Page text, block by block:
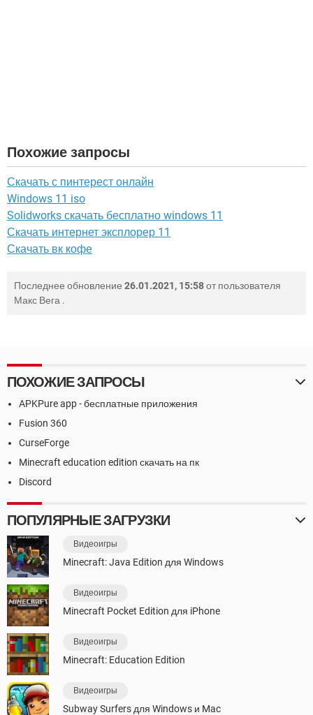
Похожие запросы
Скачать с пинтерест онлайн
Windows 11 iso
Solidworks скачать бесплатно windows 11
Скачать интернет эксплорер 11
Скачать вк кофе
Последнее обновление 26.01.2021, 15:58от пользователя
Макс Вега .
ПОХОЖИЕ ЗАПРОСЫ
APKPure app - бесплатные приложения
Fusion 360
CurseForge
Minecraft education edition скачать на пк
Discord
ПОПУЛЯРНЫЕ ЗАГРУЗКИ
Видеоигры
Minecraft: Java Edition для Windows
Видеоигры
Minecraft Pocket Edition для iPhone
Видеоигры
Minecraft: Education Edition
Видеоигры
Subway Surfers для Windows и Mac